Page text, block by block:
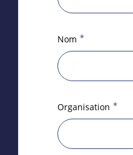
Nom *
Organisation *